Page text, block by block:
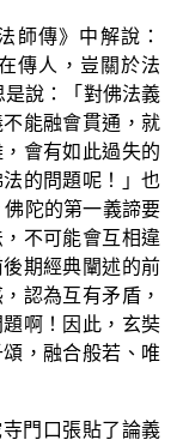
師傳》中解說：
傳人，豈關於法
是說：「對佛法義
能融會貫通，就
會有如此過失的
的問題呢！」也
陀的第一義諦要
不可能會互相違
期經典闡述的前
認為互有矛盾，
啊！因此，玄奘
，融合般若、唯
門口張貼了論義